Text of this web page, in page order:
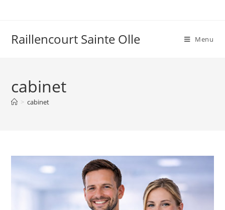
Raillencourt Sainte Olle Menu
cabinet
> cabinet